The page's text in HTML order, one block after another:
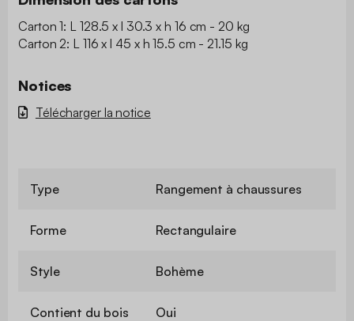
Carton 1: L 128.5 x l 30.3 x h 16 cm - 20 kg
Carton 2: L 116 x l 45 x h 15.5 cm - 21.15 kg
Notices
Télécharger la notice
Type Rangement à chaussures
Forme Rectangulaire
Style Bohème
Contient du bois Oui